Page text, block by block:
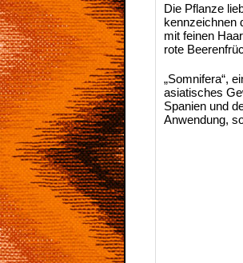
Die Pflanze
kennzeichnen
mit feinen
rote
„Somnifera“,
asiatisches
Spanien und
Anwendung,